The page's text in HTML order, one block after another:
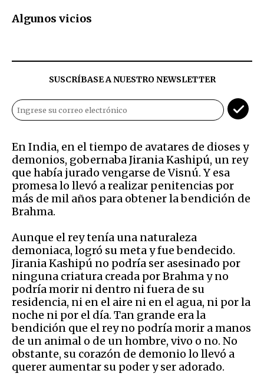
Algunos vicios
SUSCRÍBASE A NUESTRO NEWSLETTER
En India, en el tiempo de avatares de dioses y
demonios, gobernaba Jirania Kashipú, un rey
que había jurado vengarse de Visnú. Y esa
promesa lo llevó a realizar penitencias por
más de mil años para obtener la bendición de
Brahma.
Aunque el rey tenía una naturaleza
demoniaca, logró su meta y fue bendecido.
Jirania Kashipú no podría ser asesinado por
ninguna criatura creada por Brahma y no
podría morir ni dentro ni fuera de su
residencia, ni en el aire ni en el agua, ni por la
noche ni por el día. Tan grande era la
bendición que el rey no podría morir a manos
de un animal o de un hombre, vivo o no. No
obstante, su corazón de demonio lo llevó a
querer aumentar su poder y ser adorado.